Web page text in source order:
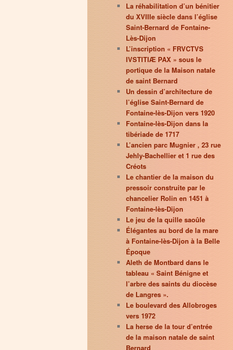
La réhabilitation d’un bénitier
du XVIIIe siècle dans l’église
Saint-Bernard de Fontaine-
Lès-Dijon
L’inscription « FRVCTVS
IVSTITIÆ PAX » sous le
portique de la Maison natale
de saint Bernard
Un dessin d’architecture de
l’église Saint-Bernard de
Fontaine-lès-Dijon vers 1920
Fontaine-lès-Dijon dans la
tibériade de 1717
L’ancien parc Mugnier , 23 rue
Jehly-Bachellier et 1 rue des
Créots
Le chantier de la maison du
pressoir construite par le
chancelier Rolin en 1451 à
Fontaine-lès-Dijon
Le jeu de la quille saoûle
Élégantes au bord de la mare
à Fontaine-lès-Dijon à la Belle
Époque
Aleth de Montbard dans le
tableau « Saint Bénigne et
l’arbre des saints du diocèse
de Langres ».
Le boulevard des Allobroges
vers 1972
La herse de la tour d’entrée
de la maison natale de saint
Bernard